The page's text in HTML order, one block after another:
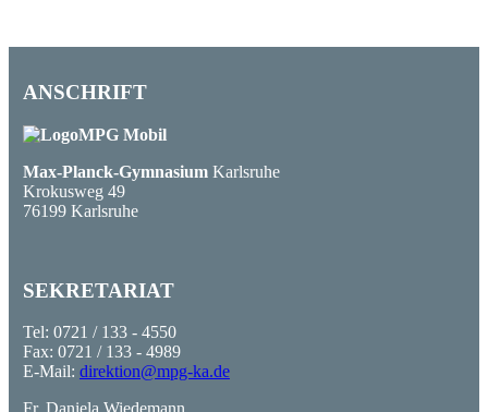
ANSCHRIFT
Max-Planck-GymnasiumKarlsruhe
Krokusweg 49
76199 Karlsruhe
SEKRETARIAT
Tel: 0721 / 133 - 4550
Fax: 0721 / 133 - 4989
E-Mail: direktion@mpg-ka.de